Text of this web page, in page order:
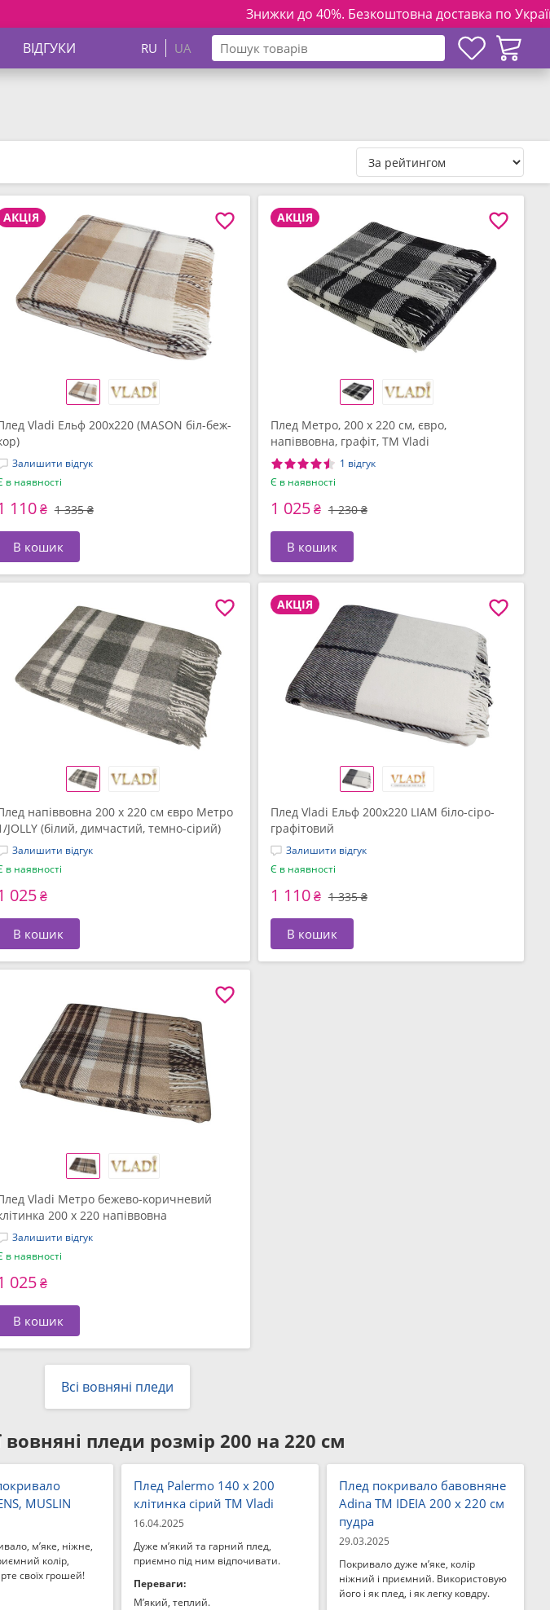
Знижки до 40%. Безкоштовна доставка по Україні на
ВІДГУКИ RU UA
АКЦІЯ
Vladi Ельф 200х220 (MASON біл-беж-
Залишити відгук
в наявності
110₴ 1 335 ₴
В кошик
АКЦІЯ
Плед Метро, ​​200 x 220 см, євро,
напіввовна, графіт, ТМ Vladi
1 відгук
Є в наявності
1 025₴ 1 230 ₴
В кошик
напіввовна 200 x 220 см євро Метро
JOLLY (білий, димчастий, темно-сірий)
Vladi
Залишити відгук
в наявності
025₴
В кошик
АКЦІЯ
Плед Vladi Ельф 200х220 LIAM біло-сіро-
графітовий
Залишити відгук
Є в наявності
1 110₴ 1 335 ₴
В кошик
Vladi Метро бежево-коричневий
200 x 220 напiввовна
Залишити відгук
в наявності
025₴
В кошик
Всі вовняні пледи
вовняні пледи розмір 200 на 220 см
MUSLIN
м’яке, ніжне,
колір,
своїх грошей!
Плед Palermo 140 x 200
клітинка сірий ТМ Vladi
16.04.2025
Дуже м’який та гарний плед,
приємно під ним відпочивати.
Переваги:
М’який, теплий.
Плед покривало бавовняне
Adina TM IDEIA 200 x 220 см
пудра
29.03.2025
Покривало дуже м’яке, колір
ніжний і приємний. Використовую
його і як плед, і як легку ковдру.